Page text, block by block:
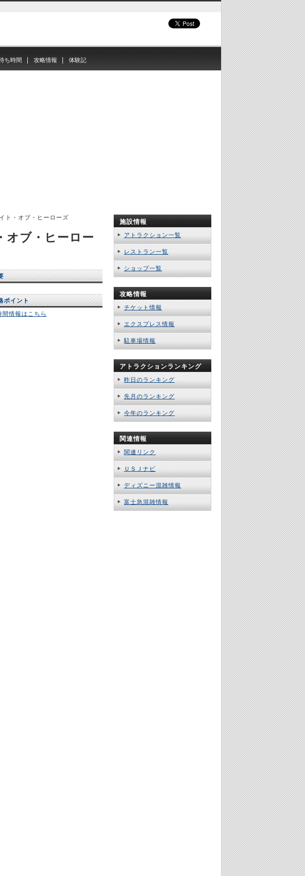
ち時間 攻略情報 体験記
ト・オブ・ヒーローズ
ブ・ヒーロー
ポイント
情報はこちら
施設情報
アトラクション一覧
レストラン一覧
ショップ一覧
攻略情報
チケット情報
エクスプレス情報
駐車場情報
アトラクションランキング
昨日のランキング
先月のランキング
今年のランキング
関連情報
関連リンク
ＵＳＪナビ
ディズニー混雑情報
富士急混雑情報